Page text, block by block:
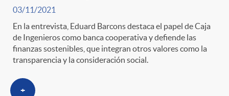
03/11/2021
En la entrevista, Eduard Barcons destaca el papel de Caja
de Ingenieros como banca cooperativa y defiende las
finanzas sostenibles, que integran otros valores como la
transparencia y la consideración social.
+